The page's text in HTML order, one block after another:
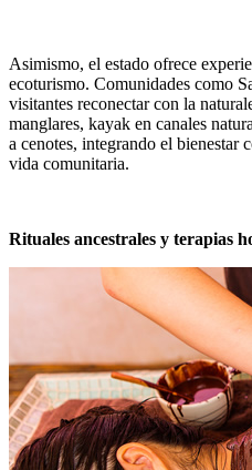
Asimismo, el estado ofrece
ecoturismo. Comunidades como
visitantes reconectar con la
manglares, kayak en canales
a cenotes, integrando el bienestar
vida comunitaria.
Rituales ancestrales y terapias